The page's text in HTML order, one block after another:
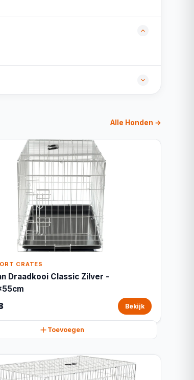
Alle Honden →
CRATES
Draadkooi Classic Zilver -
Bekijk
Toevoegen